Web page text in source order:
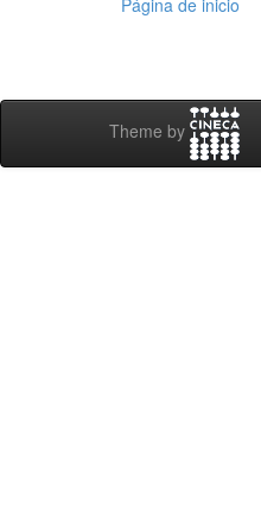
Página de inicio
Theme by